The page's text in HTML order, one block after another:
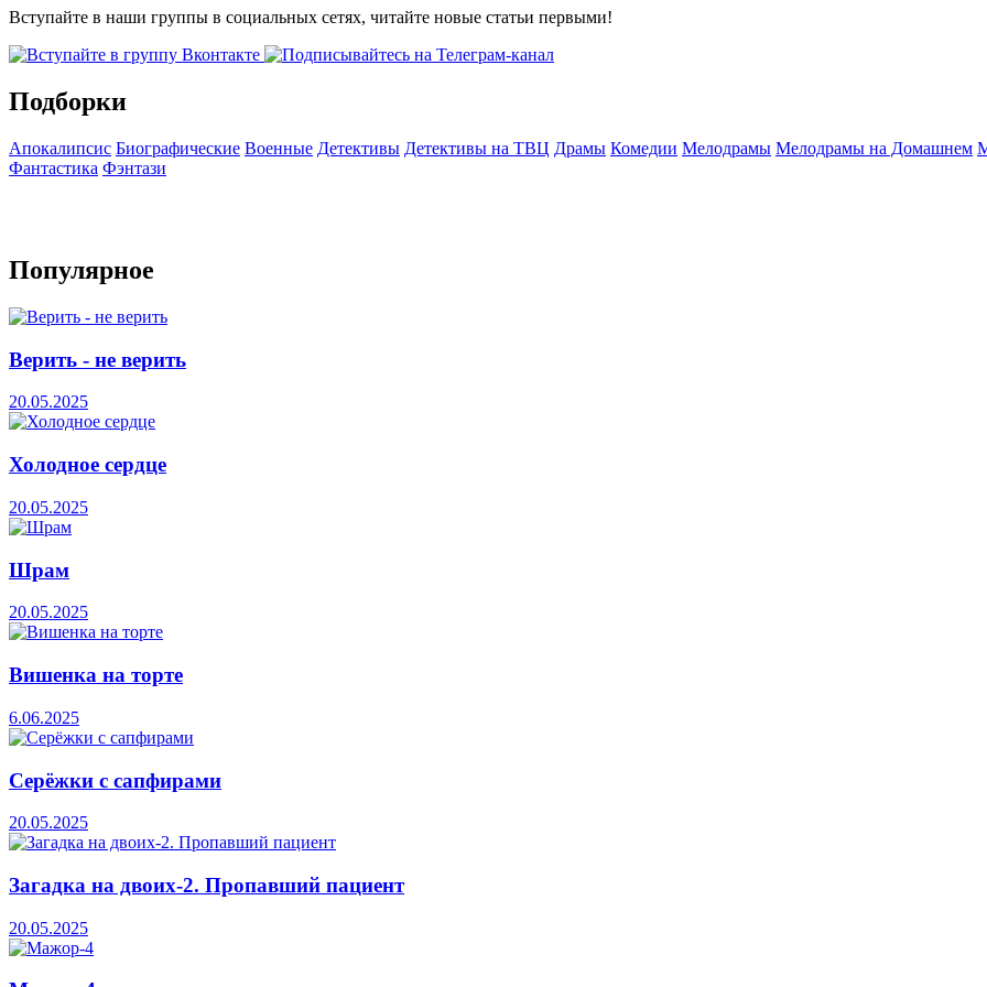
Вступайте в наши группы в социальных сетях, читайте новые статьи первыми!
Подборки
Апокалипсис Биографические Военные Детективы Детективы на ТВЦ Драмы Комедии Мелодрамы Мелодрамы на Домашнем
Фантастика Фэнтази
Популярное
Верить - не верить
20.05.2025
Холодное сердце
20.05.2025
Шрам
20.05.2025
Вишенка на торте
6.06.2025
Серёжки с сапфирами
20.05.2025
Загадка на двоих-2. Пропавший пациент
20.05.2025